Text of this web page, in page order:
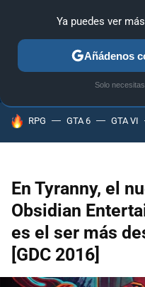
ANÁLISIS GUÍAS Y
HOY SE HABLA DE
RPG GTA 6 GTA VI
En Tyranny, el
Obsidian
es el ser más
[GDC 2016]
Ya puedes ver
Añádenos
Solo